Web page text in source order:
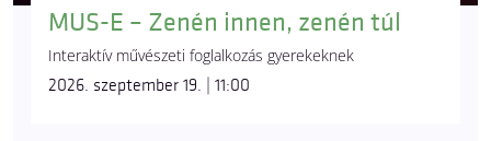
MUS-E – Zenén innen, zenén túl
Interaktív művészeti foglalkozás gyerekeknek
2026. szeptember 19. | 11:00